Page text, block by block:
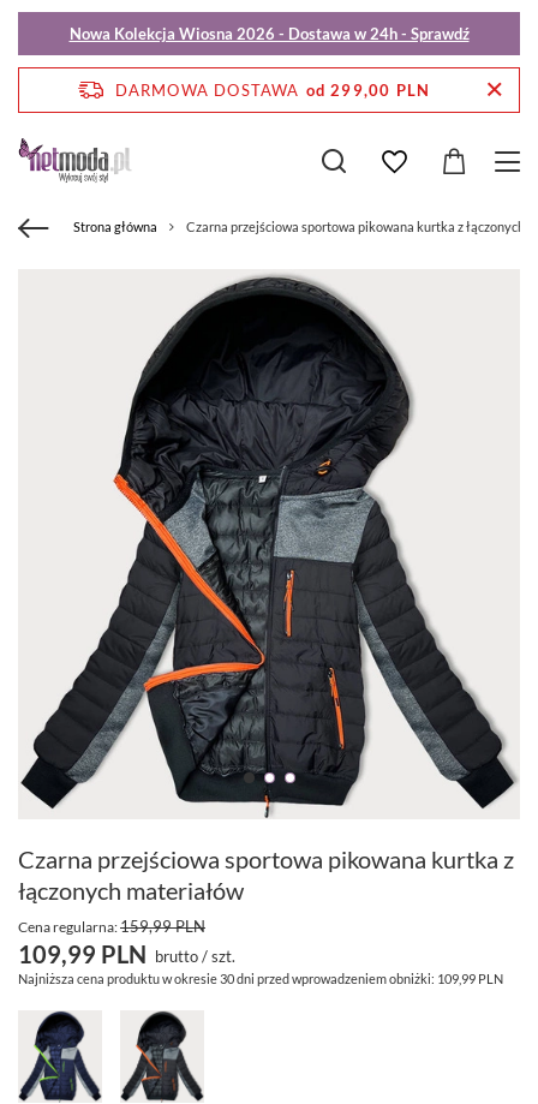
Nowa Kolekcja Wiosna 2026 - Dostawa w 24h - Sprawdź
DARMOWA DOSTAWA od 299,00 PLN
Strona główna Czarna przejściowa sportowa pikowana kurtka z łączonych
Czarna przejściowa sportowa pikowana kurtka z
łączonych materiałów
Cena regularna:159,99 PLN
109,99 PLN brutto/szt.
Najniższa cena produktu w okresie 30 dni przed wprowadzeniem obniżki: 109,99 PLN